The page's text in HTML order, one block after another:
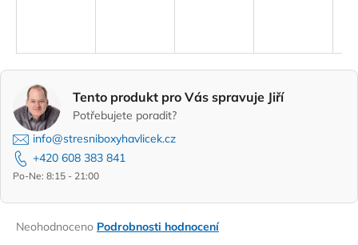
Průměrné
Neohodnoceno Podrobnosti hodnocení
Tento produkt pro Vás spravuje Jiří
Potřebujete poradit?
info@stresniboxyhavlicek.cz
+420 608 383 841
Po-Ne: 8:15 - 21:00
?